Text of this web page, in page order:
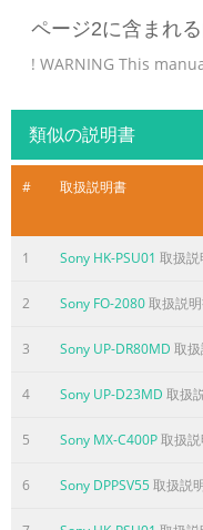
ページ2に含まれ
! WARNING This
only. To reduce the
perform any servicing
instructions unless
qualified service
qualifiziertes
dürfen nur von
Um die Gefahr eines
ページ3に含まれ
2 (E) 1. Installation 1-
類似の説明書
# 取扱説明書
1 Sony HK-PSU01 取扱説
2 Sony FO-2080取扱説
3 Sony UP-DR80MD 取
4 Sony UP-D23MD 取扱
5 Sony MX-C400P取扱
6 Sony DPPSV55取扱説